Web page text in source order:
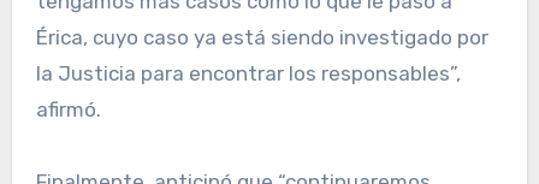
Érica, cuyo caso ya está siendo investigado por
la Justicia para encontrar los responsables”,
afirmó.